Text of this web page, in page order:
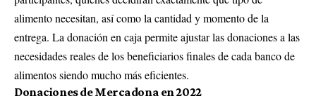
alimento necesitan, así como la cantidad y momento de la
entrega. La donación en caja permite ajustar las donaciones a las
necesidades reales de los beneficiarios finales de cada banco de
alimentos siendo mucho más eficientes.
Donaciones de Mercadona en 2022